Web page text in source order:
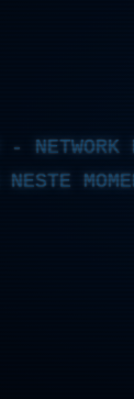
NETWORK
NESTE